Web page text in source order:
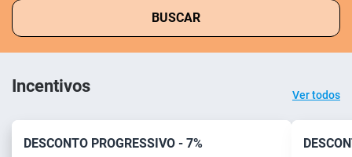
BUSCAR
Incentivos Ver todos
DESCONTO PROGRESSIVO - 7%